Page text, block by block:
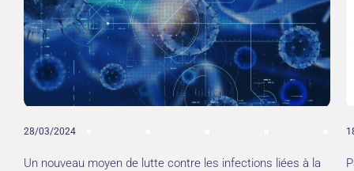
28/03/2024
Un nouveau moyen de lutte contre les infections liées à la